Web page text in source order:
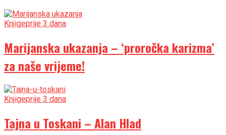
Knjigeprije 3 dana
Marijanska ukazanja – ‘proročka karizma’
za naše vrijeme!
Knjigeprije 3 dana
Tajna u Toskani – Alan Hlad